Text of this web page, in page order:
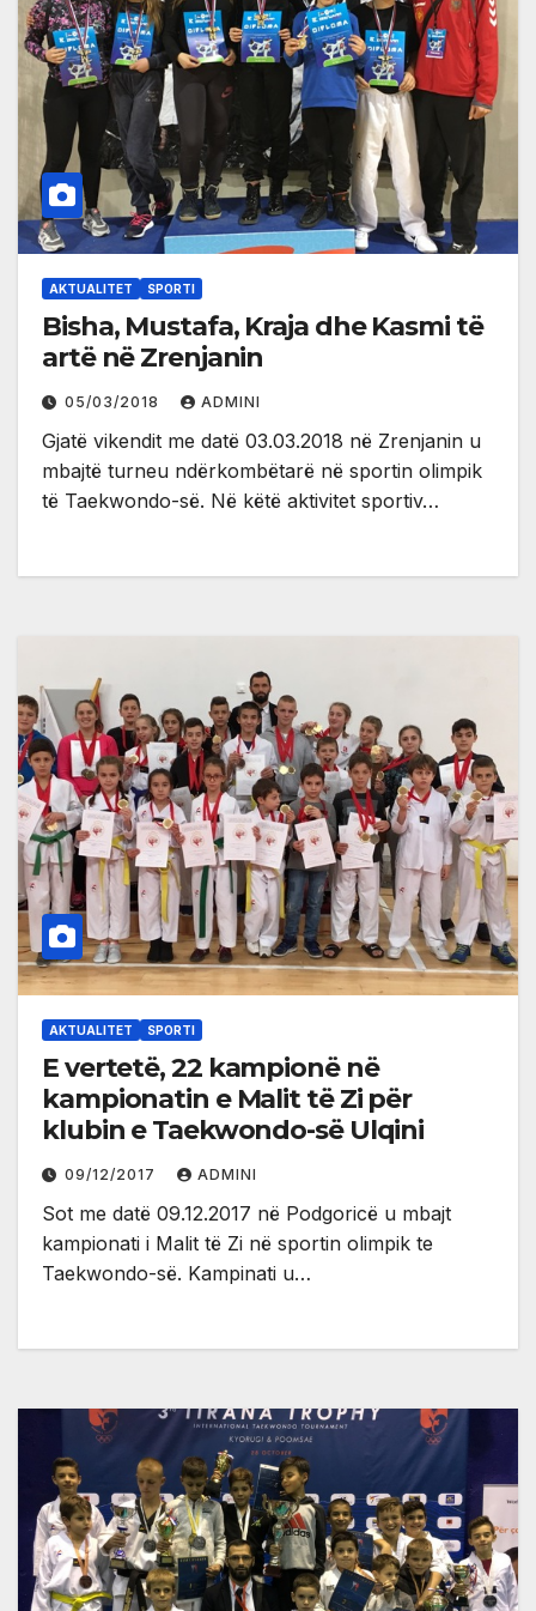
AKTUALITET SPORTI
Bisha, Mustafa, Kraja dhe Kasmi të
artë në Zrenjanin
05/03/2018 ADMINI
Gjatë vikendit me datë 03.03.2018 në Zrenjanin u
mbajtë turneu ndërkombëtarë në sportin olimpik
të Taekwondo-së. Në këtë aktivitet sportiv…
AKTUALITET SPORTI
E vertetë, 22 kampionë në
kampionatin e Malit të Zi për
klubin e Taekwondo-së Ulqini
09/12/2017 ADMINI
Sot me datë 09.12.2017 në Podgoricë u mbajt
kampionati i Malit të Zi në sportin olimpik te
Taekwondo-së. Kampinati u…